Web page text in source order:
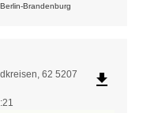
Brandenburg
62 5207
file_download